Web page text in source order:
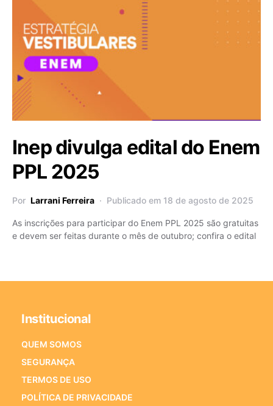
Inep divulga edital do Enem
PPL 2025
Por Larrani Ferreira Publicado em 18 de agosto de 2025
As inscrições para participar do Enem PPL 2025 são gratuitas
e devem ser feitas durante o mês de outubro; confira o edital
Institucional
QUEM SOMOS
SEGURANÇA
TERMOS DE USO
POLÍTICA DE PRIVACIDADE